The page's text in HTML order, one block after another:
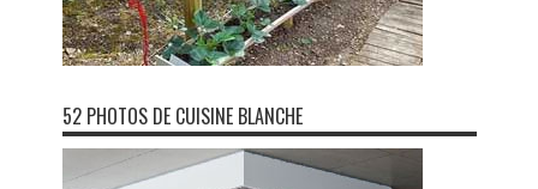
52 PHOTOS DE CUISINE BLANCHE